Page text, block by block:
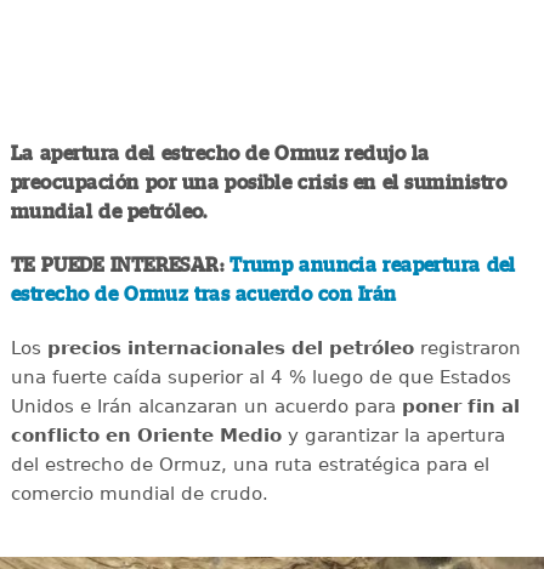
La apertura del estrecho de Ormuz redujo la
preocupación por una posible crisis en el suministro
mundial de petróleo.
TE PUEDE INTERESAR:Trump anuncia reapertura del
estrecho de Ormuz tras acuerdo con Irán
Los precios internacionales del petróleoregistraron
una fuerte caída superior al 4 % luego de que Estados
Unidos e Irán alcanzaran un acuerdo para poner fin al
conflicto en Oriente Medioy garantizar la apertura
del estrecho de Ormuz, una ruta estratégica para el
comercio mundial de crudo.